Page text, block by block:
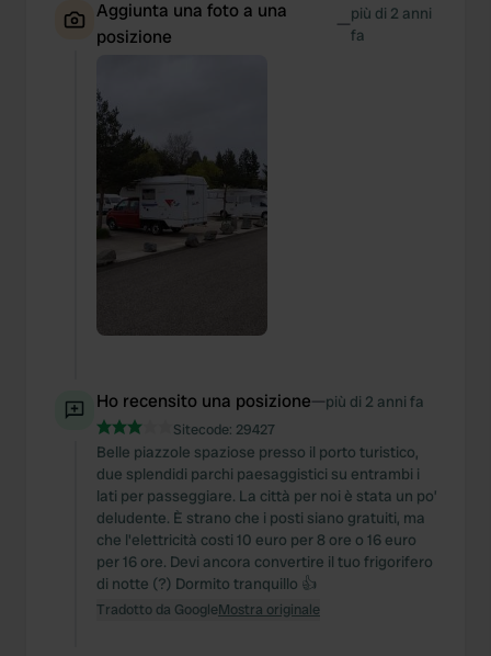
Aggiunta una foto a una
posizione
—più di 2 anni
fa
Ho recensito una posizione—più di 2 anni fa
Sitecode: 29427
Belle piazzole spaziose presso il porto turistico,
due splendidi parchi paesaggistici su entrambi i
lati per passeggiare. La città per noi è stata un po’
deludente. È strano che i posti siano gratuiti, ma
che l'elettricità costi 10 euro per 8 ore o 16 euro
per 16 ore. Devi ancora convertire il tuo frigorifero
di notte (?) Dormito tranquillo 👍
Tradotto da GoogleMostra originale